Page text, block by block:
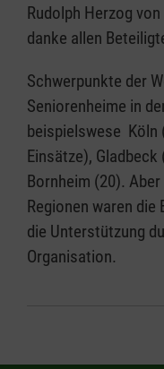
Rudolph Herzog
danke allen
Schwerpunkte der
Seniorenheime in
beispielswese Köln
Einsätze),
Bornheim (20).
Regionen waren
die Unterstützung
Organisation.